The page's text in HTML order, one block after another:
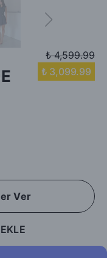
₺ 4,599.99
₺ 3,099.99
Ver